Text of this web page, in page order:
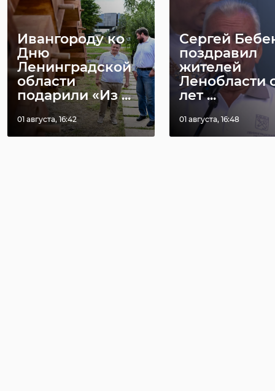
Ивангороду ко
Дню
Ленинградской
области
подарили «Из ...
01 августа, 16:42
Сергей
поздравил
жителей
Ленобласти
лет ...
01 августа, 16:48